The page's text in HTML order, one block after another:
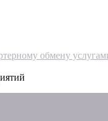
обмену